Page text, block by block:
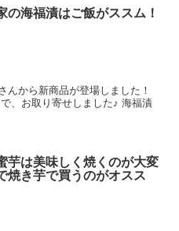
の海福漬はご飯がススム！
んから新商品が登場しました！
、お取り寄せしました♪ 海福漬
芋は美味しく焼くのが大変
焼き芋で買うのがオスス